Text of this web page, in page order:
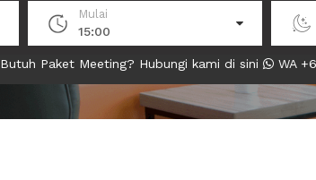
Mulai
15:00
Butuh Paket Meeting? Hubungi kami di sini WA